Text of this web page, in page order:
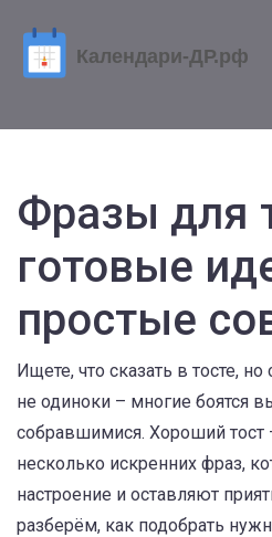
Фразы для
готовые
простые
Ищете, что сказать в тосте,
не одиноки – многие боятся
собравшимися. Хороший тост
несколько искренних фраз,
настроение и оставляют
разберём, как подобрать